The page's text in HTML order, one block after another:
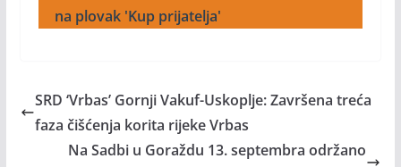
na plovak 'Kup prijatelja'
SRD ‘Vrbas’ Gornji Vakuf-Uskoplje: Završena treća
faza čišćenja korita rijeke Vrbas
Na Sadbi u Goraždu 13. septembra održano